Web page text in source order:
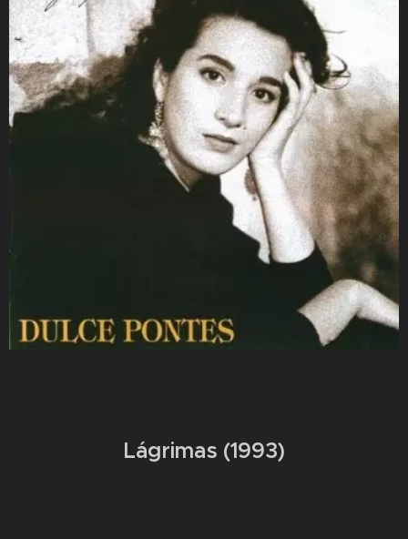
Lágrimas (1993)